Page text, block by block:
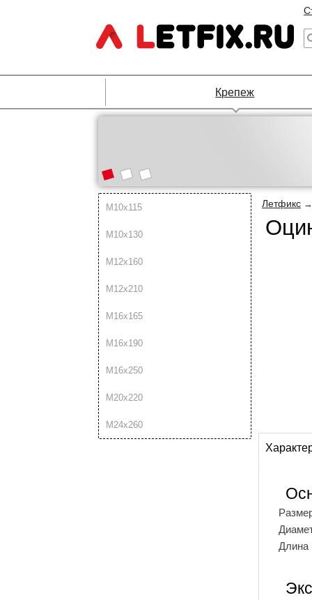
Крепеж
М10х115
М10х130
М12х160
М12х210
М16х165
М16х190
М16х250
М20х220
М24х260
Летфикс
Длина